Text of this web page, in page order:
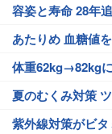
容姿と寿命 28年
あたりめ 血糖値
体重62kg→82kg
夏のむくみ対策
紫外線対策がビ